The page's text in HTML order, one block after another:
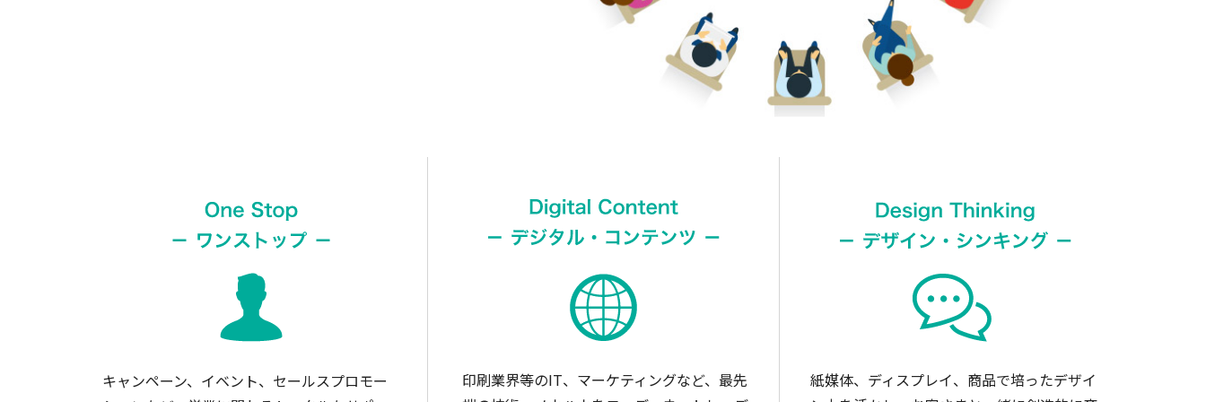
キャンペーン、イベント、セールスプロモー
印刷業界等のIT、マーケティングなど、最先
紙媒体、ディスプレイ、商品で培ったデザイ